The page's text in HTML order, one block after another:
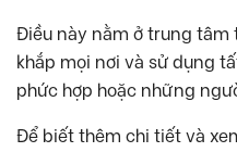
Điều này nằm ở trung tâm
khắp mọi nơi và sử dụng
phức hợp hoặc những
Để biết thêm chi tiết và